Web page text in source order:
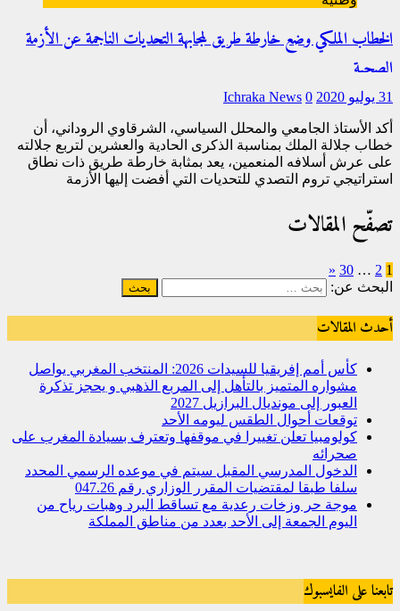
الخطاب الملكي وضع خارطة طريق لمجابهة التحديات الناجمة عن الأزمة
الصحية
31 يوليو 2020 Ichraka News 0
أكد الأستاذ الجامعي والمحلل السياسي، الشرقاوي الروداني، أن
خطاب جلالة الملك بمناسبة الذكرى الحادية والعشرين لتربع جلالته
على عرش أسلافه المنعمين، يعد بمثابة خارطة طريق ذات نطاق
استراتيجي تروم التصدي للتحديات التي أفضت إليها الأزمة
[…]
تصفّح المقالات
1
2
…
30
«
البحث عن:
أحدث المقالات
كأس أمم إفريقيا للسيدات 2026: المنتخب المغربي يواصل
مشواره المتميز بالتأهل إلى المربع الذهبي و يحجز تذكرة
العبور إلى مونديال البرازيل 2027
توقعات أحوال الطقس ليومه الأحد
كولومبيا تعلن تغييرا في موقفها وتعترف بسيادة المغرب على
صحرائه
الدخول المدرسي المقبل سیتم في موعده الرسمي المحدد
سلفا طبقا لمقتضیات المقرر الوزاري رقم 047.26
موجة حر وزخات رعدية مع تساقط البرد وهبات رياح من
اليوم الجمعة إلى الأحد بعدد من مناطق المملكة
تابعنا على الفايسبوك